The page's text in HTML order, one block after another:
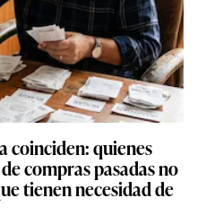
coinciden: quienes
compras pasadas no
tienen necesidad de